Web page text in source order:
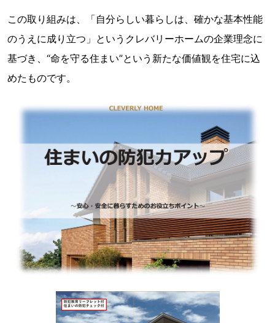
この取り組みは、「自分らしい暮らしは、確かな基本性能
のうえに成り立つ」というクレバリーホームの企業理念に
基づき、“命を守る住まい”という新たな価値観を住宅に込
めたものです。